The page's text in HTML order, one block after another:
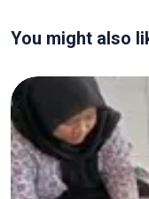
You might also